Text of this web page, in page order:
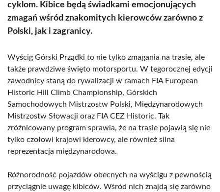
cyklom. Kibice będą świadkami emocjonujących
zmagań wśród znakomitych kierowców zarówno z
Polski, jak i zagranicy.
Wyścig Górski Prządki to nie tylko zmagania na trasie, ale
także prawdziwe święto motorsportu. W tegorocznej edycji
zawodnicy staną do rywalizacji w ramach FIA European
Historic Hill Climb Championship, Górskich
Samochodowych Mistrzostw Polski, Międzynarodowych
Mistrzostw Słowacji oraz FIA CEZ Historic. Tak
zróżnicowany program sprawia, że na trasie pojawią się nie
tylko czołowi krajowi kierowcy, ale również silna
reprezentacja międzynarodowa.
Różnorodność pojazdów obecnych na wyścigu z pewnością
przyciągnie uwagę kibiców. Wśród nich znajdą się zarówno